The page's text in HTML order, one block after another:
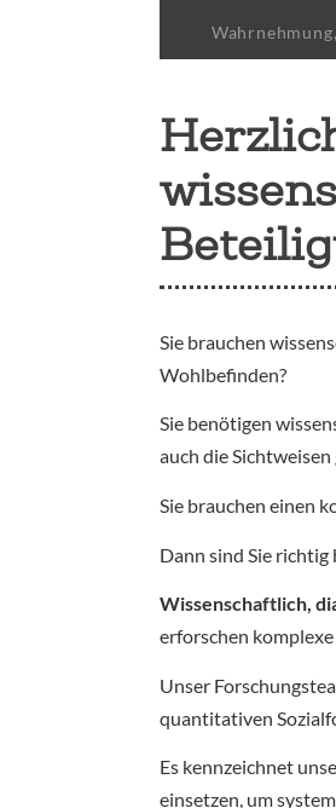
Sie brauchen
Wohlbefinden?
Sie benötigen
auch die
Sie brauchen einen
Dann sind Sie richtig
Wissenschaftlich,
erforschen
Unser
quantitativen
Es kennzeichnet
einsetzen, um